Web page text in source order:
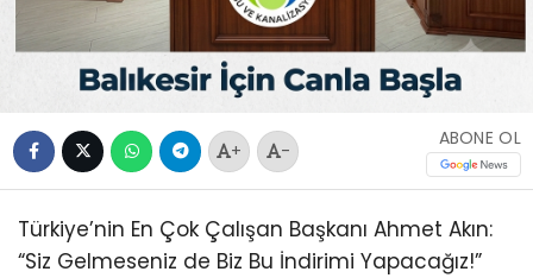
+ -
ABONE OL
Türkiye’nin En Çok Çalışan Başkanı Ahmet Akın:
“Siz Gelmeseniz de Biz Bu İndirimi Yapacağız!”